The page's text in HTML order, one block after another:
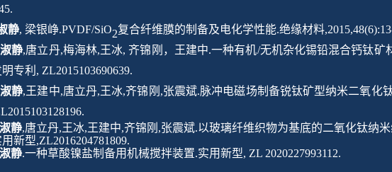
45.
静, 梁银峥.PVDF/SiO2复合纤维膜的制备及电化学性能.绝缘材料
静,唐立丹,梅海林,王冰, 齐锦刚，王建中.一种有机/无机杂化锡铅混合钙钛矿
专利 , ZL2015103690639.
静,王建中,唐立丹,王冰,齐锦刚 ,张震斌.脉冲电磁场制备锐钛矿型纳米二氧化
静,唐立丹,王冰,王建中,齐锦刚 ,张震斌.以玻璃纤维织物为基底的二氧化钛纳
用新型,ZL2016204781809.
静.一种草酸镍盐制备用机械搅拌装置.实用新型, ZL 2020227993112.